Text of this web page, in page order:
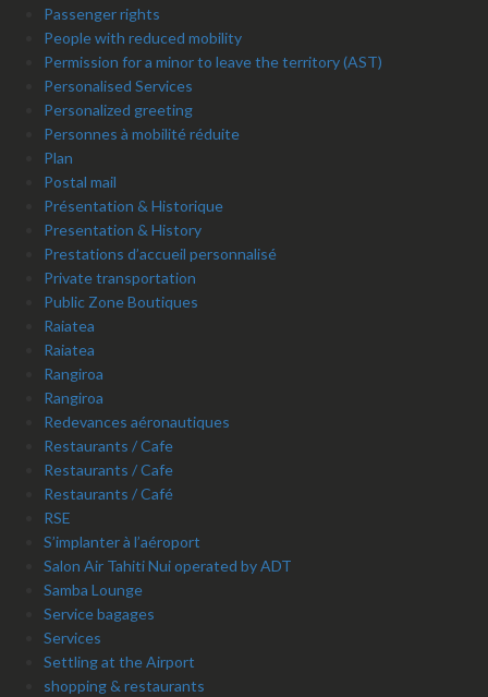
Passenger rights
People with reduced mobility
Permission for a minor to leave the territory (AST)
Personalised Services
Personalized greeting
Personnes à mobilité réduite
Plan
Postal mail
Présentation & Historique
Presentation & History
Prestations d’accueil personnalisé
Private transportation
Public Zone Boutiques
Raiatea
Raiatea
Rangiroa
Rangiroa
Redevances aéronautiques
Restaurants / Cafe
Restaurants / Cafe
Restaurants / Café
RSE
S’implanter à l’aéroport
Salon Air Tahiti Nui operated by ADT
Samba Lounge
Service bagages
Services
Settling at the Airport
shopping & restaurants